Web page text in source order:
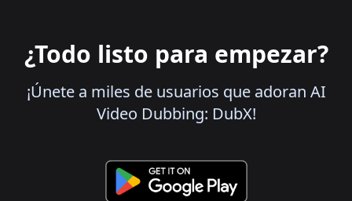
¿Todo listo para empezar?
¡Únete a miles de usuarios que adoran AI
Video Dubbing: DubX!